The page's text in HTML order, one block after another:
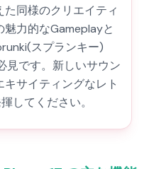
同様のクリエイティ
力的なGameplayと
スプランキー)
見です。新しいサウン
サイティングなレト
してください。